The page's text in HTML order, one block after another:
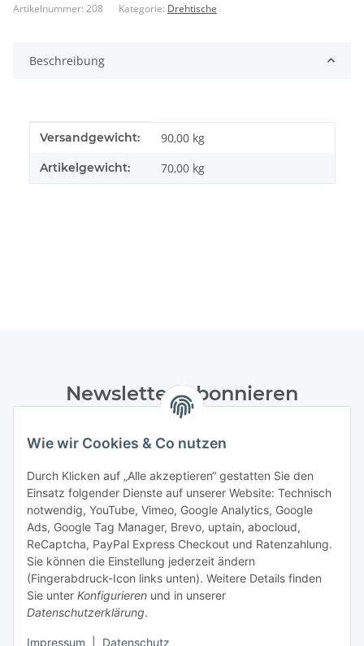
Wie wir Cookies & Co nutzen
Durch Klicken auf „Alle akzeptieren“ gestatten Sie den
Einsatz folgender Dienste auf unserer Website: Technisch
notwendig, YouTube, Vimeo, Google Analytics, Google
Ads, Google Tag Manager, Brevo, uptain, abocloud,
ReCaptcha, PayPal Express Checkout und Ratenzahlung.
Sie können die Einstellung jederzeit ändern
(Fingerabdruck-Icon links unten). Weitere Details finden
Sie unter Konfigurieren und in unserer
Datenschutzerklärung.
Impressum Datenschutz
Artikelnummer: 208 Kategorie: Drehtische
Beschreibung
Produkteigenschaft
Wert
Versandgewicht: 90,00 kg
Artikelgewicht: 70,00 kg
Newsletter Abonnieren
Datenschutzerklärungregelmäßig und jederzeit widerruflich
Abonnieren
Newsletter Abonnieren
Gesetzliche Informationen
Informationen